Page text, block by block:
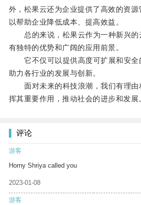
外，松果云还为企业提供了高效的资
以帮助企业降低成本、提高效益。
总的来说，松果云作为一种新兴的
有独特的优势和广阔的应用前景。
它不仅可以提供高度可扩展和安全
助力各行业的发展与创新。
面对未来的科技浪潮，我们有理由
挥其重要作用，推动社会的进步和发展
评论
游客
Horny Shriya called you
2023-01-08
游客